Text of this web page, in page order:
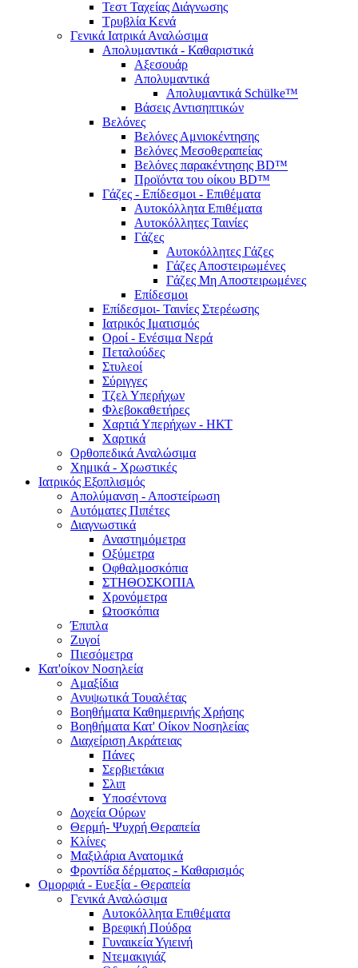
Τεστ Ταχείας Διάγνωσης
Τρυβλία Κενά
Γενικά Ιατρικά Αναλώσιμα
Απολυμαντικά - Καθαριστικά
Αξεσουάρ
Απολυμαντικά
Απολυμαντικά Schülke™
Βάσεις Αντισηπτικών
Βελόνες
Βελόνες Αμνιοκέντησης
Βελόνες Μεσοθεραπείας
Βελόνες παρακέντησης BD™
Προϊόντα του οίκου BD™
Γάζες - Επίδεσμοι - Επιθέματα
Αυτοκόλλητα Επιθέματα
Αυτοκόλλητες Ταινίες
Γάζες
Αυτοκόλλητες Γάζες
Γάζες Αποστειρωμένες
Γάζες Μη Αποστειρωμένες
Επίδεσμοι
Επίδεσμοι- Ταινίες Στερέωσης
Ιατρικός Ιματισμός
Οροί - Ενέσιμα Νερά
Πεταλούδες
Στυλεοί
Σύριγγες
Τζελ Υπερήχων
Φλεβοκαθετήρες
Χαρτιά Υπερήχων - ΗΚΤ
Χαρτικά
Ορθοπεδικά Αναλώσιμα
Χημικά - Χρωστικές
Ιατρικός Εξοπλισμός
Απολύμανση - Αποστείρωση
Αυτόματες Πιπέτες
Διαγνωστικά
Αναστημόμετρα
Οξύμετρα
Οφθαλμοσκόπια
ΣΤΗΘΟΣΚΟΠΙΑ
Χρονόμετρα
Ωτοσκόπια
Έπιπλα
Ζυγοί
Πιεσόμετρα
Κατ'οίκον Νοσηλεία
Αμαξίδια
Ανυψωτικά Τουαλέτας
Βοηθήματα Καθημερινής Χρήσης
Βοηθήματα Κατ' Οίκον Νοσηλείας
Διαχείριση Ακράτειας
Πάνες
Σερβιετάκια
Σλιπ
Υποσέντονα
Δοχεία Ούρων
Θερμή- Ψυχρή Θεραπεία
Κλίνες
Μαξιλάρια Ανατομικά
Φροντίδα δέρματος - Καθαρισμός
Ομορφιά - Ευεξία - Θεραπεία
Γενικά Αναλώσιμα
Αυτοκόλλητα Επιθέματα
Βρεφική Πούδρα
Γυναικεία Υγιεινή
Ντεμακιγιάζ